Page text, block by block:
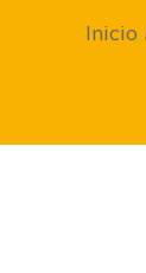
Inicio